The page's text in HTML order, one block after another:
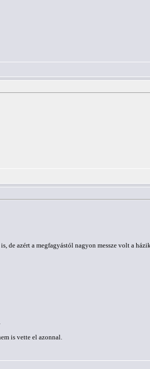
azért a megfagyástól nagyon messze volt a
is vette el azonnal.